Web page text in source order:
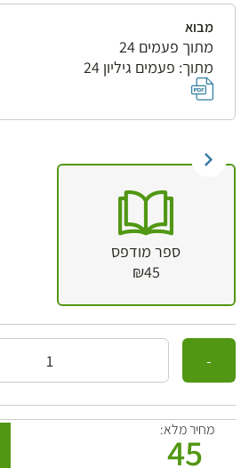
מבוא
מתוך פעמים 24
מתוך: פעמים גיליון 24
ספר מודפס
₪45
כמות
מחיר מלא:
45